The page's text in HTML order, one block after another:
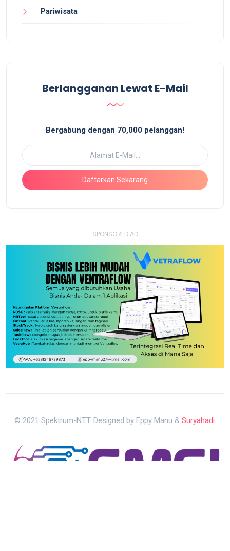
Pariwisata
Berlangganan Lewat E-Mail
Bergabung dengan 70,000 pelanggan!
Daftarkan Sekarang
- SPONSORED AD -
© 2021 Spektrum-NTT. Designed by Eppy Manu & Suryahadi.